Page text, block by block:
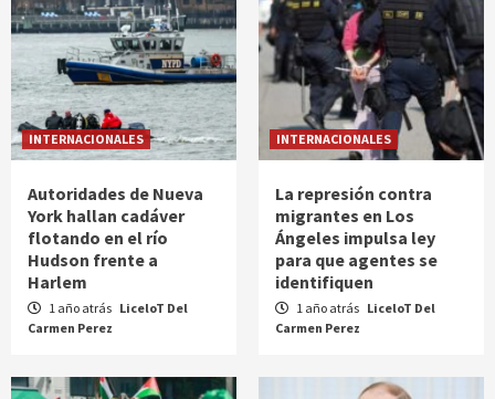
INTERNACIONALES
Autoridades de Nueva
York hallan cadáver
flotando en el río
Hudson frente a
Harlem
1 año atrás LiceloT Del
Carmen Perez
INTERNACIONALES
La represión contra
migrantes en Los
Ángeles impulsa ley
para que agentes se
identifiquen
1 año atrás LiceloT Del
Carmen Perez